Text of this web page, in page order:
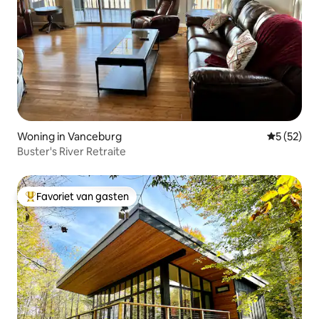
Woning in Vanceburg
5 (52)
Buster's River Retraite
Topfavoriet van gasten
Favoriet van gasten